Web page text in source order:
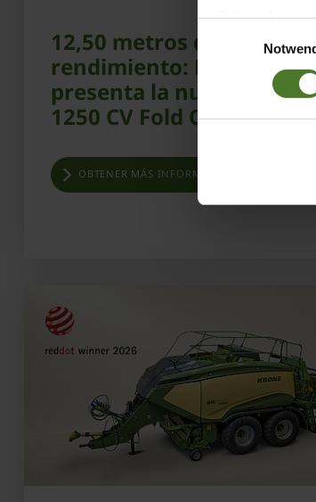
Daten bestehen
Impressum
12,50 metros de alto
rendimiento: KRONE
presenta la nueva
1250 CV Fold Collect
OBTENER MÁS INFORMACIÓN